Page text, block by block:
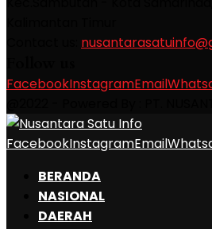
FacebookInstagramEmail
FacebookInstagramEmail
BERANDA
NASIONAL
DAERAH